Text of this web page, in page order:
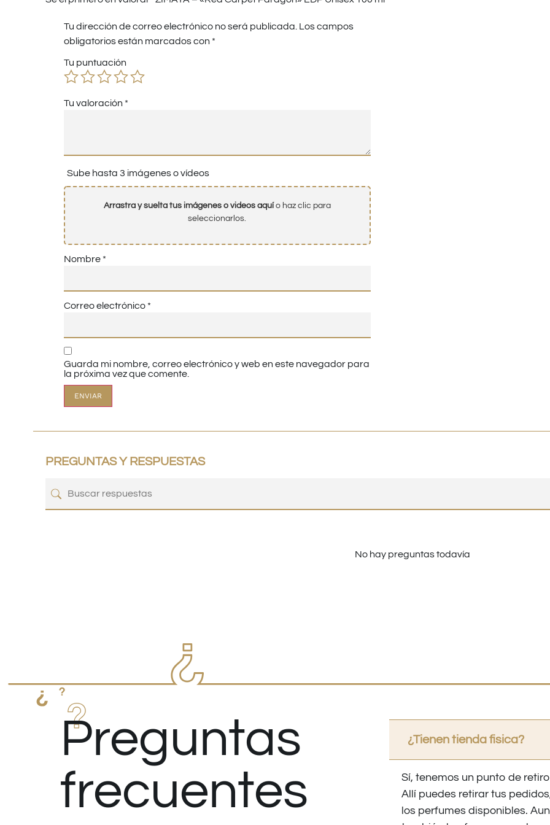
Tu dirección de correo electrónico no será publicada. Los campos
obligatorios están marcados con *
Tu puntuación
Tu valoración *
Sube hasta 3 imágenes o vídeos
Arrastra y suelta tus imágenes o videos aquío haz clic para
seleccionarlos.
Nombre *
Correo electrónico *
Guarda mi nombre, correo electrónico y web en este navegador para
la próxima vez que comente.
PREGUNTAS Y RESPUESTAS
No hay preguntas todavía
Preguntas
frecuentes
¿Tienen tienda fisica?
Sí, tenemos un punto de
Allí puedes retirar tus
los perfumes disponibles.